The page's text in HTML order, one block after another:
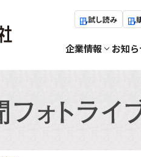
試し読み
企業情報 お知